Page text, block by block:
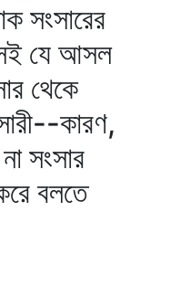
সংসারের
যে আসল
থেকে
কারণ,
সংসার
বলতে